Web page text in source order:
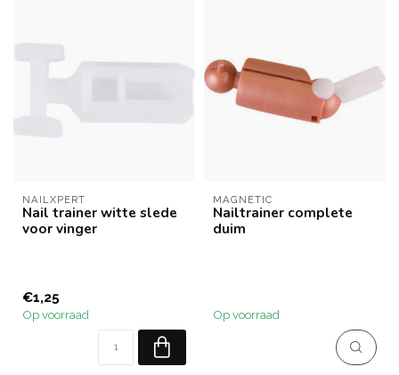
NAILXPERT
Nail trainer witte slede
voor vinger
€1,25
Op voorraad
MAGNETIC
Nailtrainer complete
duim
Op voorraad